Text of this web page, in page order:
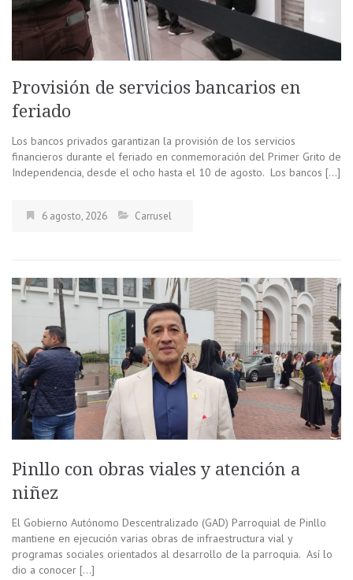
Provisión de servicios bancarios en
feriado
Los bancos privados garantizan la provisión de los servicios
financieros durante el feriado en conmemoración del Primer Grito de
Independencia, desde el ocho hasta el 10 de agosto. Los bancos […]
6 agosto, 2026 Carrusel
Pinllo con obras viales y atención a
niñez
El Gobierno Autónomo Descentralizado (GAD) Parroquial de Pinllo
mantiene en ejecución varias obras de infraestructura vial y
programas sociales orientados al desarrollo de la parroquia. Así lo
dio a conocer […]